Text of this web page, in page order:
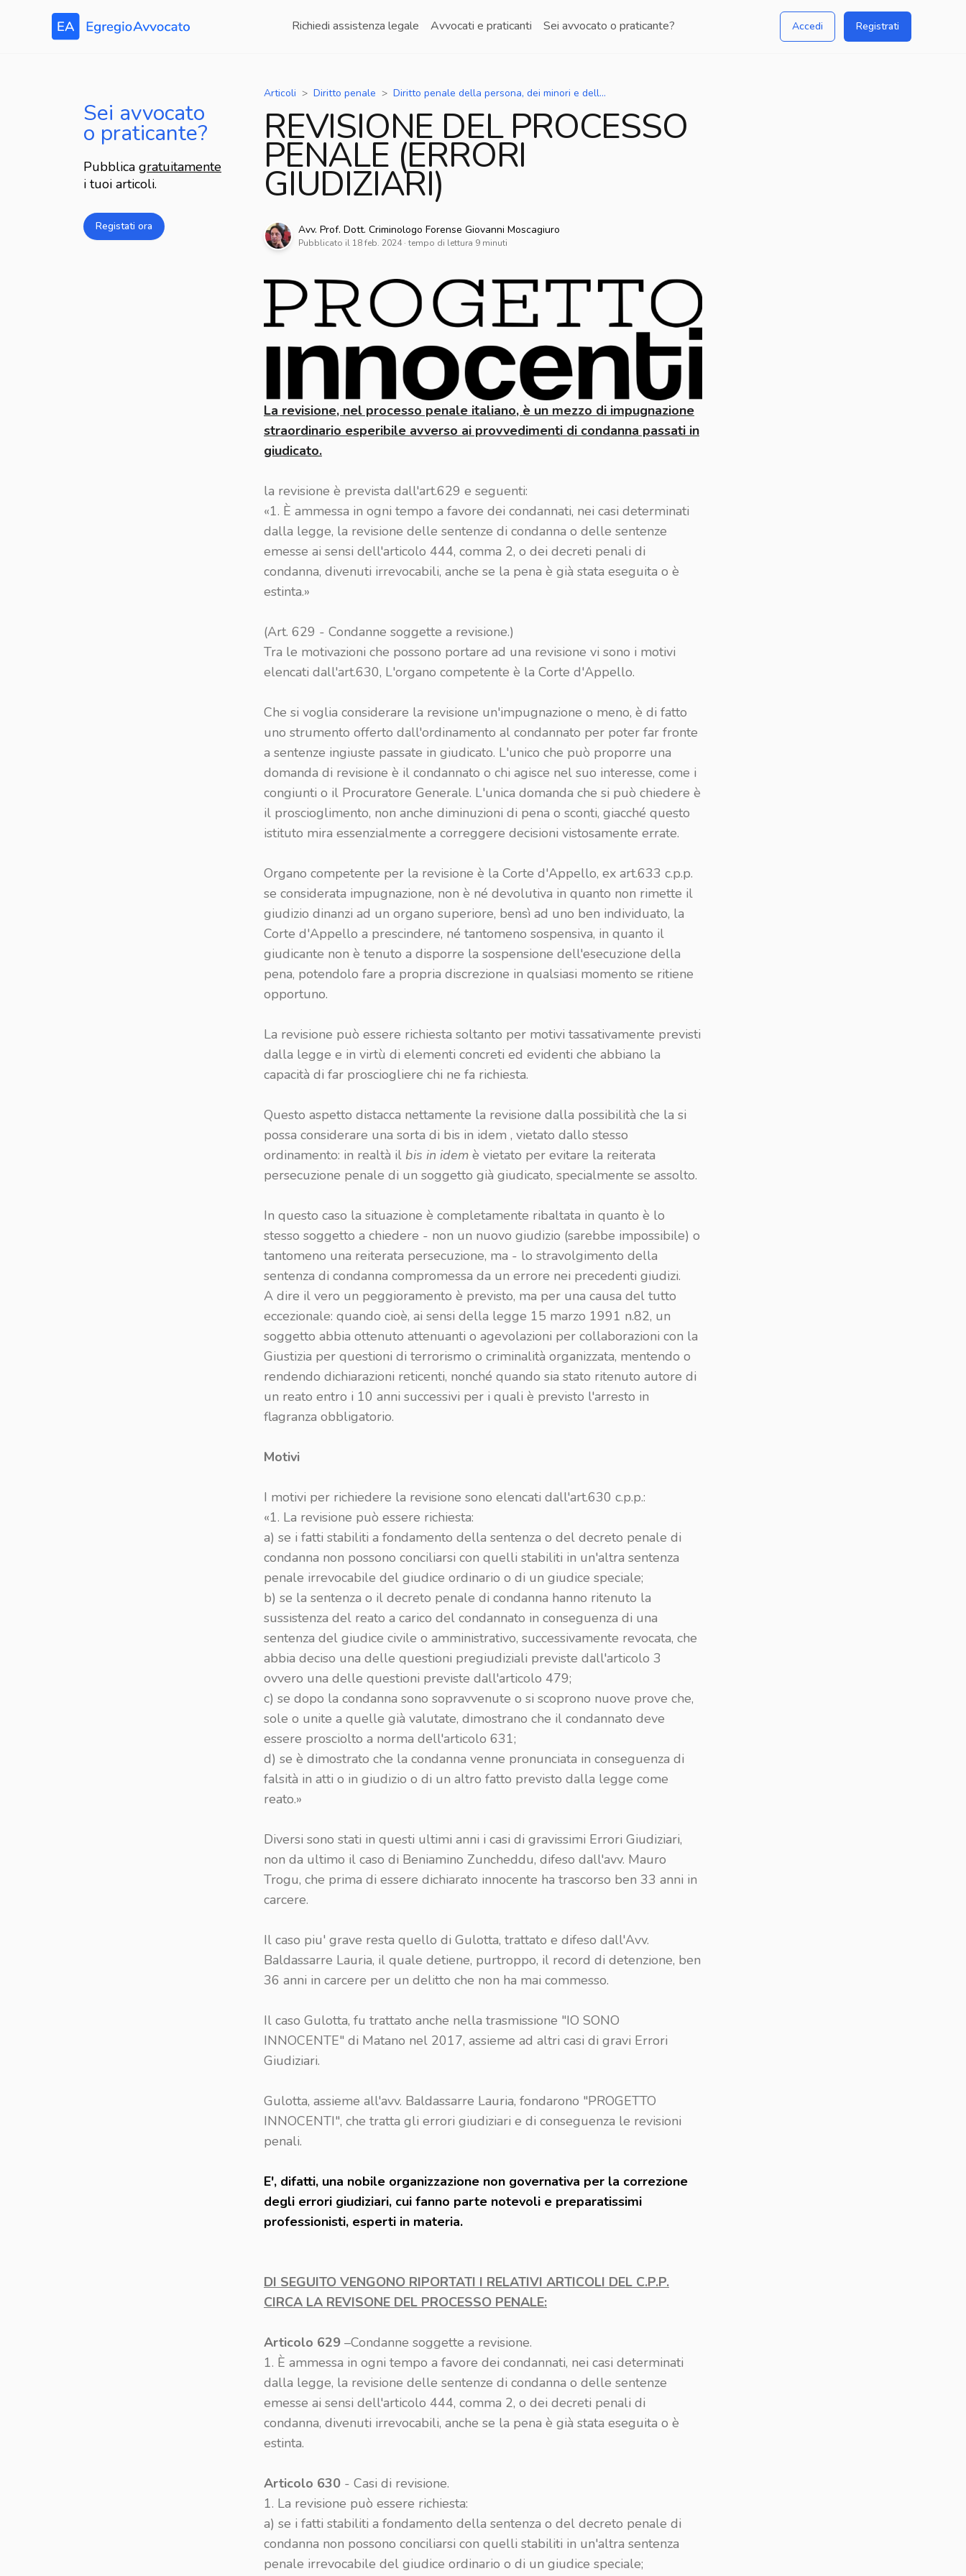
Richiedi assistenza legale Avvocati e praticanti Sei avvocato o praticante? Accedi Registrati
Sei avvocato
o praticante?
Pubblica gratuitamente
i tuoi articoli.
Registati ora
Articoli Diritto penale Diritto penale della persona, dei minori e della famiglia
REVISIONE DEL PROCESSO
PENALE (ERRORI
GIUDIZIARI)
Avv. Prof. Dott. Criminologo Forense Giovanni Moscagiuro
Pubblicato il 18 feb. 2024 · tempo di lettura 9 minuti
La revisione, nel processo penale italiano, è un mezzo di impugnazione
straordinario esperibile avverso ai provvedimenti di condanna passati in
giudicato.
la revisione è prevista dall'art.629 e seguenti:
«1. È ammessa in ogni tempo a favore dei condannati, nei casi determinati
dalla legge, la revisione delle sentenze di condanna o delle sentenze
emesse ai sensi dell'articolo 444, comma 2, o dei decreti penali di
condanna, divenuti irrevocabili, anche se la pena è già stata eseguita o è
estinta.»
(Art. 629 - Condanne soggette a revisione.)
Tra le motivazioni che possono portare ad una revisione vi sono i motivi
elencati dall'art.630, L'organo competente è la Corte d'Appello.
Che si voglia considerare la revisione un'impugnazione o meno, è di fatto
uno strumento offerto dall'ordinamento al condannato per poter far fronte
a sentenze ingiuste passate in giudicato. L'unico che può proporre una
domanda di revisione è il condannato o chi agisce nel suo interesse, come i
congiunti o il Procuratore Generale. L'unica domanda che si può chiedere è
il proscioglimento, non anche diminuzioni di pena o sconti, giacché questo
istituto mira essenzialmente a correggere decisioni vistosamente errate.
Organo competente per la revisione è la Corte d'Appello, ex art.633 c.p.p.
se considerata impugnazione, non è né devolutiva in quanto non rimette il
giudizio dinanzi ad un organo superiore, bensì ad uno ben individuato, la
Corte d'Appello a prescindere, né tantomeno sospensiva, in quanto il
giudicante non è tenuto a disporre la sospensione dell'esecuzione della
pena, potendolo fare a propria discrezione in qualsiasi momento se ritiene
opportuno.
La revisione può essere richiesta soltanto per motivi tassativamente previsti
dalla legge e in virtù di elementi concreti ed evidenti che abbiano la
capacità di far prosciogliere chi ne fa richiesta.
Questo aspetto distacca nettamente la revisione dalla possibilità che la si
possa considerare una sorta di bis in idem , vietato dallo stesso
ordinamento: in realtà il bis in idem è vietato per evitare la reiterata
persecuzione penale di un soggetto già giudicato, specialmente se assolto.
In questo caso la situazione è completamente ribaltata in quanto è lo
stesso soggetto a chiedere - non un nuovo giudizio (sarebbe impossibile) o
tantomeno una reiterata persecuzione, ma - lo stravolgimento della
sentenza di condanna compromessa da un errore nei precedenti giudizi.
A dire il vero un peggioramento è previsto, ma per una causa del tutto
eccezionale: quando cioè, ai sensi della legge 15 marzo 1991 n.82, un
soggetto abbia ottenuto attenuanti o agevolazioni per collaborazioni con la
Giustizia per questioni di terrorismo o criminalità organizzata, mentendo o
rendendo dichiarazioni reticenti, nonché quando sia stato ritenuto autore di
un reato entro i 10 anni successivi per i quali è previsto l'arresto in
flagranza obbligatorio.
Motivi
I motivi per richiedere la revisione sono elencati dall'art.630 c.p.p.:
«1. La revisione può essere richiesta:
a) se i fatti stabiliti a fondamento della sentenza o del decreto penale di
condanna non possono conciliarsi con quelli stabiliti in un'altra sentenza
penale irrevocabile del giudice ordinario o di un giudice speciale;
b) se la sentenza o il decreto penale di condanna hanno ritenuto la
sussistenza del reato a carico del condannato in conseguenza di una
sentenza del giudice civile o amministrativo, successivamente revocata, che
abbia deciso una delle questioni pregiudiziali previste dall'articolo 3
ovvero una delle questioni previste dall'articolo 479;
c) se dopo la condanna sono sopravvenute o si scoprono nuove prove che,
sole o unite a quelle già valutate, dimostrano che il condannato deve
essere prosciolto a norma dell'articolo 631;
d) se è dimostrato che la condanna venne pronunciata in conseguenza di
falsità in atti o in giudizio o di un altro fatto previsto dalla legge come
reato.»
Diversi sono stati in questi ultimi anni i casi di gravissimi Errori Giudiziari,
non da ultimo il caso di Beniamino Zuncheddu, difeso dall'avv. Mauro
Trogu, che prima di essere dichiarato innocente ha trascorso ben 33 anni in
carcere.
Il caso piu' grave resta quello di Gulotta, trattato e difeso dall'Avv.
Baldassarre Lauria, il quale detiene, purtroppo, il record di detenzione, ben
36 anni in carcere per un delitto che non ha mai commesso.
Il caso Gulotta, fu trattato anche nella trasmissione "IO SONO
INNOCENTE" di Matano nel 2017, assieme ad altri casi di gravi Errori
Giudiziari.
Gulotta, assieme all'avv. Baldassarre Lauria, fondarono "PROGETTO
INNOCENTI", che tratta gli errori giudiziari e di conseguenza le revisioni
penali.
E', difatti, una nobile organizzazione non governativa per la correzione
degli errori giudiziari, cui fanno parte notevoli e preparatissimi
professionisti, esperti in materia.
DI SEGUITO VENGONO RIPORTATI I RELATIVI ARTICOLI DEL C.P.P.
CIRCA LA REVISONE DEL PROCESSO PENALE:
Articolo 629 –Condanne soggette a revisione.
1. È ammessa in ogni tempo a favore dei condannati, nei casi determinati
dalla legge, la revisione delle sentenze di condanna o delle sentenze
emesse ai sensi dell'articolo 444, comma 2, o dei decreti penali di
condanna, divenuti irrevocabili, anche se la pena è già stata eseguita o è
estinta.
Articolo 630 - Casi di revisione.
1. La revisione può essere richiesta:
a) se i fatti stabiliti a fondamento della sentenza o del decreto penale di
condanna non possono conciliarsi con quelli stabiliti in un'altra sentenza
penale irrevocabile del giudice ordinario o di un giudice speciale;